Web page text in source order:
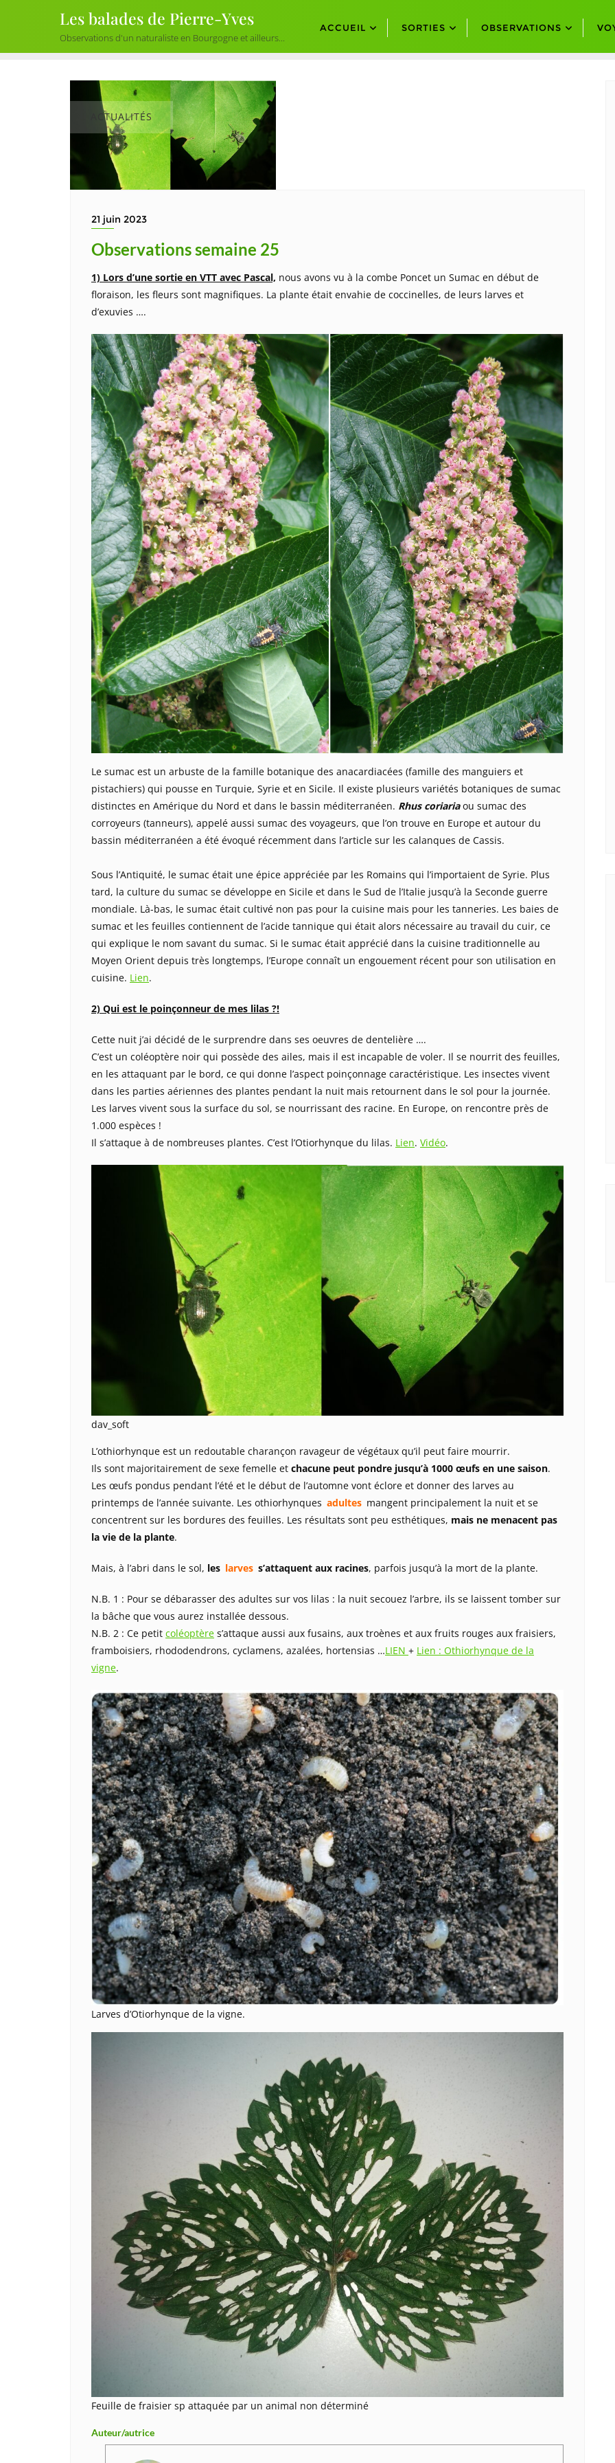
Les balades de Pierre-Yves
Observations d'un naturaliste en Bourgogne et ailleurs...
ACCUEIL SORTIES OBSERVATIONS
ACTUALITÉS
21 juin 2023
Observations semaine 25
1) Lors d’une sortie en VTT avec Pascal, nous avons vu à la combe Poncet un Sumac en début de
floraison, les fleurs sont magnifiques. La plante était envahie de coccinelles, de leurs larves et
d’exuvies ….
Le sumac est un arbuste de la famille botanique des anacardiacées (famille des manguiers et
pistachiers) qui pousse en Turquie, Syrie et en Sicile. Il existe plusieurs variétés botaniques de sumac
distinctes en Amérique du Nord et dans le bassin méditerranéen. Rhus coriariaou sumac des
corroyeurs (tanneurs), appelé aussi sumac des voyageurs, que l’on trouve en Europe et autour du
bassin méditerranéen a été évoqué récemment dans l’article sur les calanques de Cassis.
Sous l’Antiquité, le sumac était une épice appréciée par les Romains qui l’importaient de Syrie. Plus
tard, la culture du sumac se développe en Sicile et dans le Sud de l’Italie jusqu’à la Seconde guerre
mondiale. Là-bas, le sumac était cultivé non pas pour la cuisine mais pour les tanneries. Les baies de
sumac et les feuilles contiennent de l’acide tannique qui était alors nécessaire au travail du cuir, ce
qui explique le nom savant du sumac. Si le sumac était apprécié dans la cuisine traditionnelle au
Moyen Orient depuis très longtemps, l’Europe connaît un engouement récent pour son utilisation en
cuisine. Lien.
2) Qui est le poinçonneur de mes lilas ?!
Cette nuit j’ai décidé de le surprendre dans ses oeuvres de dentelière ….
C’est un coléoptère noir qui possède des ailes, mais il est incapable de voler. Il se nourrit des feuilles,
en les attaquant par le bord, ce qui donne l’aspect poinçonnage caractéristique. Les insectes vivent
dans les parties aériennes des plantes pendant la nuit mais retournent dans le sol pour la journée.
Les larves vivent sous la surface du sol, se nourrissant des racine. En Europe, on rencontre près de
1.000 espèces !
Il s’attaque à de nombreuses plantes. C’est l’Otiorhynque du lilas. Lien. Vidéo.
dav_soft
L’othiorhynque est un redoutable charançon ravageur de végétaux qu’il peut faire mourrir.
Ils sont majoritairement de sexe femelle et chacune peut pondre jusqu’à 1000 œufs en une saison.
Les œufs pondus pendant l’été et le début de l’automne vont éclore et donner des larves au
printemps de l’année suivante. Les othiorhynques adultes mangent principalement la nuit et se
concentrent sur les bordures des feuilles. Les résultats sont peu esthétiques, mais ne menacent pas
la vie de la plante.
Mais, à l’abri dans le sol, les larves s’attaquent aux racines, parfois jusqu’à la mort de la plante.
N.B. 1 : Pour se débarasser des adultes sur vos lilas : la nuit secouez l’arbre, ils se laissent tomber sur
la bâche que vous aurez installée dessous.
N.B. 2 : Ce petit coléoptère s’attaque aussi aux fusains, aux troènes et aux fruits rouges aux fraisiers,
framboisiers, rhododendrons, cyclamens, azalées, hortensias …LIEN + Lien : Othiorhynque de la
vigne.
Larves d’Otiorhynque de la vigne.
Feuille de fraisier sp attaquée par un animal non déterminé
Auteur/autrice